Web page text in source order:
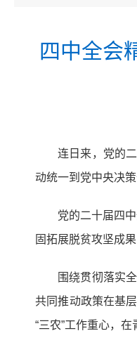
四中全会
连日来，党的
动统一到党中央决
党的二十届四
固拓展脱贫攻坚成
围绕贯彻落实
共同推动政策在基
“三农”工作重心，